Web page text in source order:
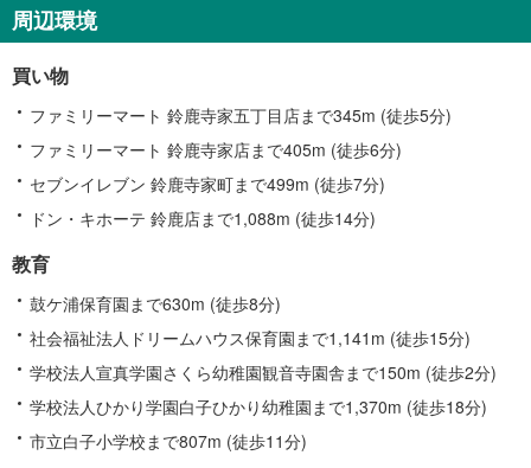
周辺環境
買い物
ファミリーマート 鈴鹿寺家五丁目店まで345m (徒歩5分)
ファミリーマート 鈴鹿寺家店まで405m (徒歩6分)
セブンイレブン 鈴鹿寺家町まで499m (徒歩7分)
ドン・キホーテ 鈴鹿店まで1,088m (徒歩14分)
教育
鼓ケ浦保育園まで630m (徒歩8分)
社会福祉法人ドリームハウス保育園まで1,141m (徒歩15分)
学校法人宣真学園さくら幼稚園観音寺園舎まで150m (徒歩2分)
学校法人ひかり学園白子ひかり幼稚園まで1,370m (徒歩18分)
市立白子小学校まで807m (徒歩11分)